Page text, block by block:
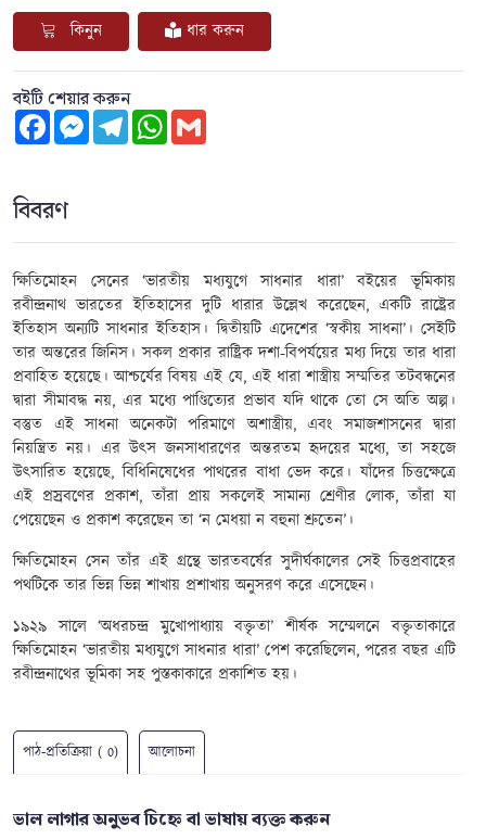
কিনুন ধার করুন
বইটি শেয়ার করুন
FacebookMessengerTelegramWhatsApp
বিবরণ
ক্ষিতিমোহন সেনের ‘ভারতীয় মধ্যযুগে সাধনার ধারা’ বইয়ের ভূমিকায়
রবীন্দ্রনাথ ভারতের ইতিহাসের দুটি ধারার উল্লেখ করেছেন, একটি রাষ্ট্রের
ইতিহাস অন্যটি সাধনার ইতিহাস। দ্বিতীয়টি এদেশের ‘স্বকীয় সাধনা’। সেইটি
তার অন্তরের জিনিস। সকল প্রকার রাষ্ট্রিক দশা-বিপর্যয়ের মধ্য দিয়ে তার ধারা
প্রবাহিত হয়েছে। আশ্চর্যের বিষয় এই যে, এই ধারা শাস্ত্রীয় সম্মতির তটবন্ধনের
দ্বারা সীমাবদ্ধ নয়, এর মধ্যে পাণ্ডিত্যের প্রভাব যদি থাকে তো সে অতি অল্প।
বস্তুত এই সাধনা অনেকটা পরিমাণে অশাস্ত্রীয়, এবং সমাজশাসনের দ্বারা
নিয়ন্ত্রিত নয়। এর উৎস জনসাধারণের অন্তরতম হৃদয়ের মধ্যে, তা সহজে
উৎসারিত হয়েছে, বিধিনিষেধের পাথরের বাধা ভেদ করে। যাঁদের চিত্তক্ষেত্রে
এই প্রস্রবণের প্রকাশ, তাঁরা প্রায় সকলেই সামান্য শ্রেণীর লোক, তাঁরা যা
পেয়েছেন ও প্রকাশ করেছেন তা ‘ন মেধয়া ন বহুনা শ্রুতেন’।
ক্ষিতিমোহন সেন তাঁর এই গ্রন্থে ভারতবর্ষের সুদীর্ঘকালের সেই চিত্তপ্রবাহের
পথটিকে তার ভিন্ন ভিন্ন শাখায় প্রশাখায় অনুসরণ করে এসেছেন।
১৯২৯ সালে ‘অধরচন্দ্র মুখোপাধ্যায় বক্তৃতা’ শীর্ষক সম্মেলনে বক্তৃতাকারে
ক্ষিতিমোহন ‘ভারতীয় মধ্যযুগে সাধনার ধারা’ পেশ করেছিলেন, পরের বছর এটি
রবীন্দ্রনাথের ভূমিকা সহ পুস্তকাকারে প্রকাশিত হয়।
পাঠ-প্রতিক্রিয়া ( 0) আলোচনা
ভাল লাগার অনুভব চিহ্নে বা ভাষায় ব্যক্ত করুন